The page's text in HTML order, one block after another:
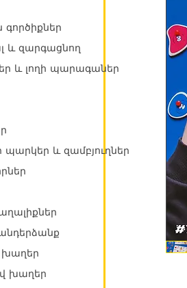
և զարգացնող
և լողի պարագաներ
պարկեր և զամբյուղներ
խաղեր
խաղեր